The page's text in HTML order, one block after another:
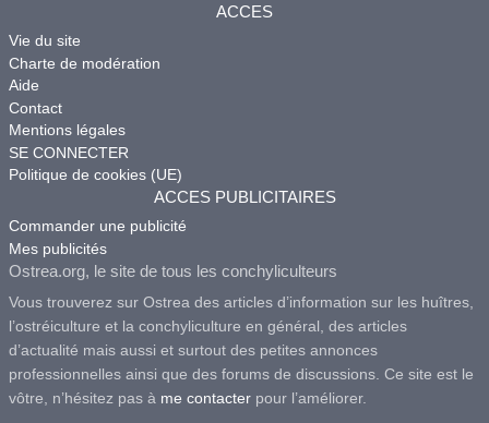
ACCES
Vie du site
Charte de modération
Aide
Contact
Mentions légales
SE CONNECTER
Politique de cookies (UE)
ACCES PUBLICITAIRES
Commander une publicité
Mes publicités
Ostrea.org, le site de tous les conchyliculteurs
Vous trouverez sur Ostrea des articles d’information sur les huîtres,
l’ostréiculture et la conchyliculture en général, des articles
d’actualité mais aussi et surtout des petites annonces
professionnelles ainsi que des forums de discussions. Ce site est le
vôtre, n’hésitez pas à me contacter pour l’améliorer.